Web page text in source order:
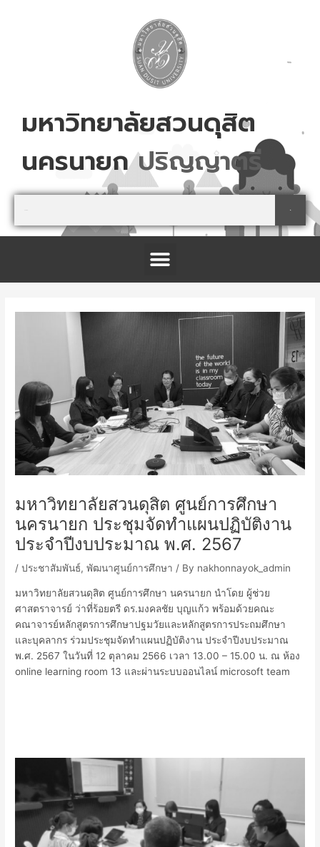
มหาวิทยาลัยสวนดุสิต
นครนายก
ญ ญ าตร
สมคร
Menu
มหาวิทยาลัยสวนดุสิต ศูนย์การศึกษา
นครนายก ประชุมจัดทำแผนปฏิบัติงาน
ประจำปีงบประมาณ พ.ศ. 2567
/ประชาสัมพันธ์,พัฒนาศูนย์การศึกษา / By nakhonnayok_admin
มหาวิทยาลัยสวนดุสิต ศูนย์การศึกษา นครนายก นำโดย ผู้ช่วย
ศาสตราจารย์ ว่าที่ร้อยตรี ดร.มงคลชัย บุญแก้ว พร้อมด้วยคณะ
คณาจารย์หลักสูตรการศึกษาปฐมวัยและหลักสูตรการประถมศึกษา
และบุคลากร ร่วมประชุมจัดทำแผนปฏิบัติงาน ประจำปีงบประมาณ
พ.ศ. 2567 ในวันที่ 12 ตุลาคม 2566 เวลา 13.00 – 15.00 น. ณ ห้อง
online learning room 13 และผ่านระบบออนไลน์ microsoft team